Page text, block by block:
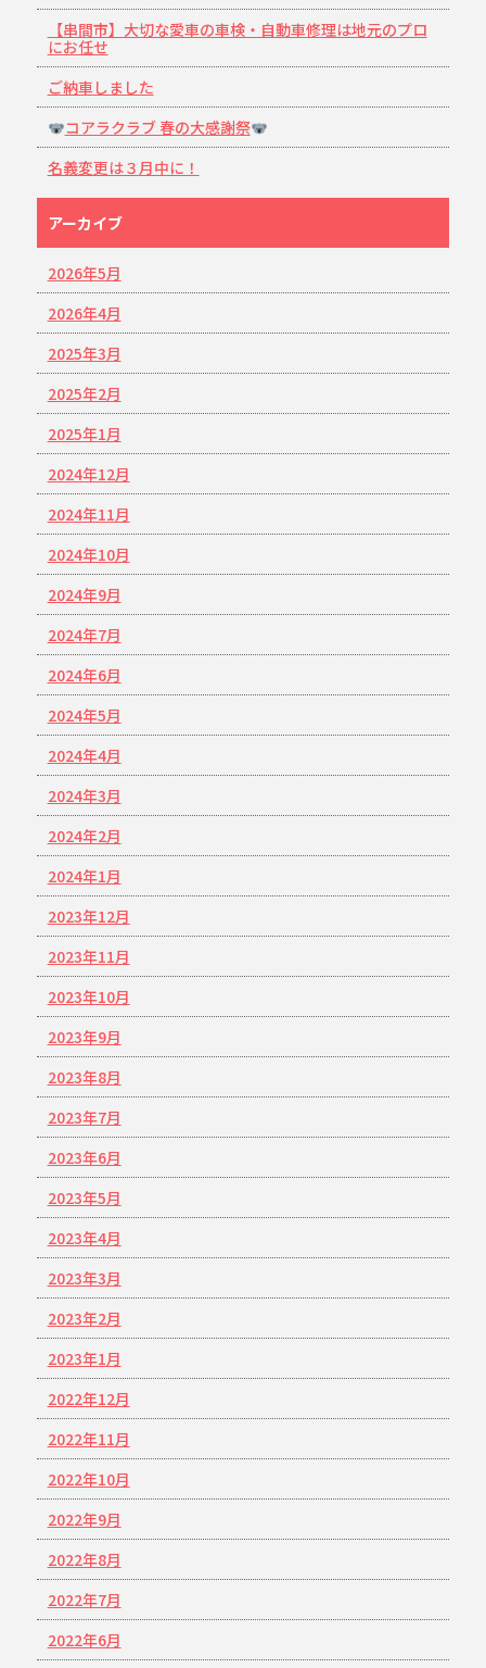
【串間市】大切な愛車の車検・自動車修理は地元のプロ
にお任せ
ご納車しました
コアラクラブ 春の大感謝祭
名義変更は３月中に！
アーカイブ
2026年5月
2026年4月
2025年3月
2025年2月
2025年1月
2024年12月
2024年11月
2024年10月
2024年9月
2024年7月
2024年6月
2024年5月
2024年4月
2024年3月
2024年2月
2024年1月
2023年12月
2023年11月
2023年10月
2023年9月
2023年8月
2023年7月
2023年6月
2023年5月
2023年4月
2023年3月
2023年2月
2023年1月
2022年12月
2022年11月
2022年10月
2022年9月
2022年8月
2022年7月
2022年6月